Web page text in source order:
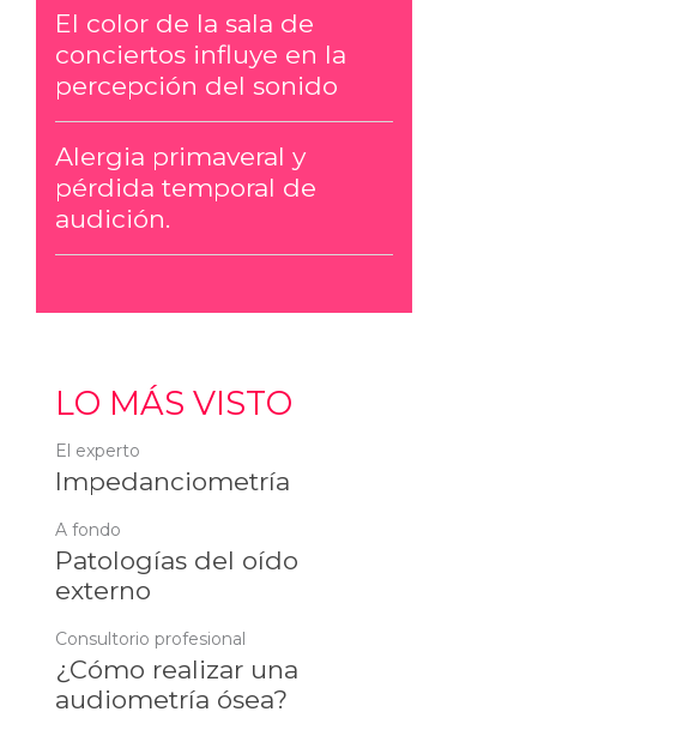
El color de la sala de
conciertos influye en la
percepción del sonido
Alergia primaveral y
pérdida temporal de
audición.
LO MÁS VISTO
El experto
Impedanciometría
A fondo
Patologías del oído
externo
Consultorio profesional
¿Cómo realizar una
audiometría ósea?